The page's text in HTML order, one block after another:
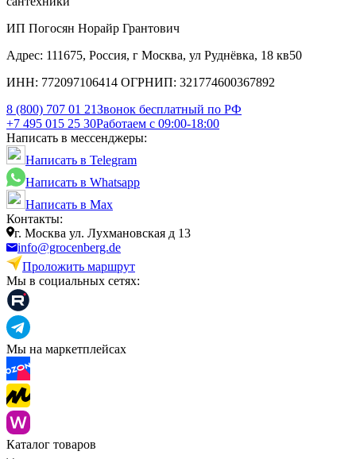
ИП Погосян Норайр Грантович
Адрес: 111675, Россия, г Москва, ул Руднёвка, 18 кв50
ИНН: 772097106414 ОГРНИП: 321774600367892
8 (800) 707 01 21Звонок бесплатный по РФ
+7 495 015 25 30Работаем с 09:00-18:00
Написать в мессенджеры:
Написать в Telegram
Написать в Whatsapp
Написать в Max
Контакты:
г. Москва ул. Лухмановская д 13
info@grocenberg.de
Проложить маршрут
Мы в социальных сетях:
Мы на маркетплейсах
Каталог товаров